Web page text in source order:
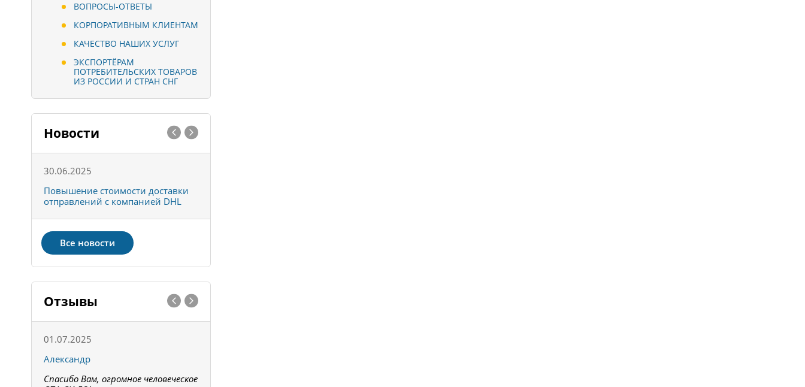
ВОПРОСЫ-ОТВЕТЫ
КОРПОРАТИВНЫМ КЛИЕНТАМ
КАЧЕСТВО НАШИХ УСЛУГ
ЭКСПОРТЁРАМ
ПОТРЕБИТЕЛЬСКИХ ТОВАРОВ
ИЗ РОССИИ И СТРАН СНГ
Новости
30.06.2025
Повышение стоимости доставки
отправлений с компанией DHL
Все новости
Отзывы
01.07.2025
Александр
Спасибо Вам, огромное человеческое